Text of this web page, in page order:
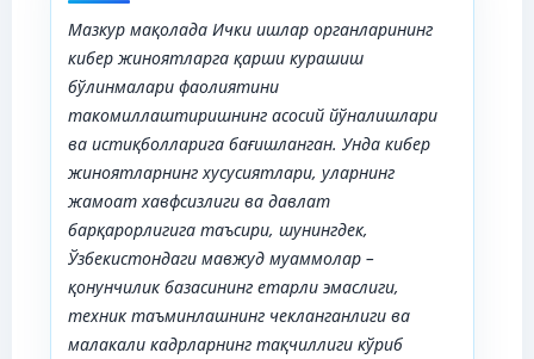
Мазкур мақолада Ички ишлар органларининг
кибер жиноятларга қарши курашиш
бўлинмалари фаолиятини
такомиллаштиришнинг асосий йўналишлари
ва истиқболларига бағишланган. Унда кибер
жиноятларнинг хусусиятлари, уларнинг
жамоат хавфсизлиги ва давлат
барқарорлигига таъсири, шунингдек,
Ўзбекистондаги мавжуд муаммолар –
қонунчилик базасининг етарли эмаслиги,
техник таъминлашнинг чекланганлиги ва
малакали кадрларнинг тақчиллиги кўриб